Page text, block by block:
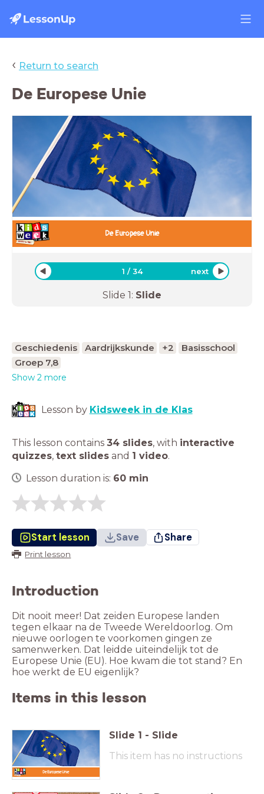
‹ Return to search
De Europese Unie
. De Europese Unie
1 /34 next
Slide 1: Slide
Geschiedenis Aardrijkskunde +2
Basisschool
Groep 7,8
Show 2 more
Lesson by Kidsweek in de Klas
This lesson contains 34 slides, with interactive
quizzes, text slides and 1 video.
Lesson duration is: 60 min
Start lesson Save Share
Print lesson
Introduction
Dit nooit meer! Dat zeiden Europese landen
tegen elkaar na de Tweede Wereldoorlog. Om
nieuwe oorlogen te voorkomen gingen ze
samenwerken. Dat leidde uiteindelijk tot de
Europese Unie (EU). Hoe kwam die tot stand? En
hoe werkt de EU eigenlijk?
Items in this lesson
. De Europese Unie
Slide 1 - Slide
This item has no instructions